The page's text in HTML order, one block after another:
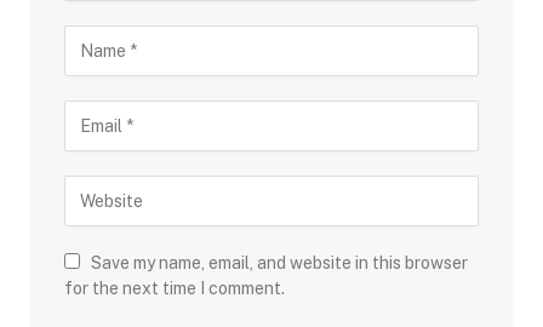
Save my name, email, and website in this browser
for the next time I comment.